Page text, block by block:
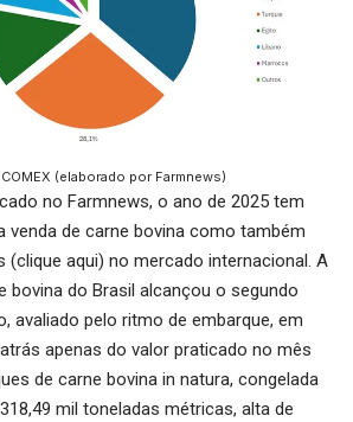
(elaborado por Farmnews)
no Farmnews, o ano de 2025 tem
venda de carne bovina como também
(clique aqui) no mercado internacional. A
bovina do Brasil alcançou o segundo
avaliado pelo ritmo de embarque, em
apenas do valor praticado no mês
de carne bovina in natura, congelada
mil toneladas métricas, alta de